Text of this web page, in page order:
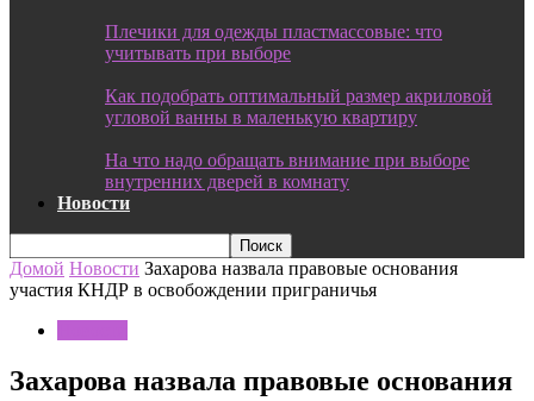
Плечики для одежды пластмассовые: что
учитывать при выборе
Как подобрать оптимальный размер акриловой
угловой ванны в маленькую квартиру
На что надо обращать внимание при выборе
внутренних дверей в комнату
Новости
Домой Новости Захарова назвала правовые основания
участия КНДР в освобождении приграничья
Захарова назвала правовые основания